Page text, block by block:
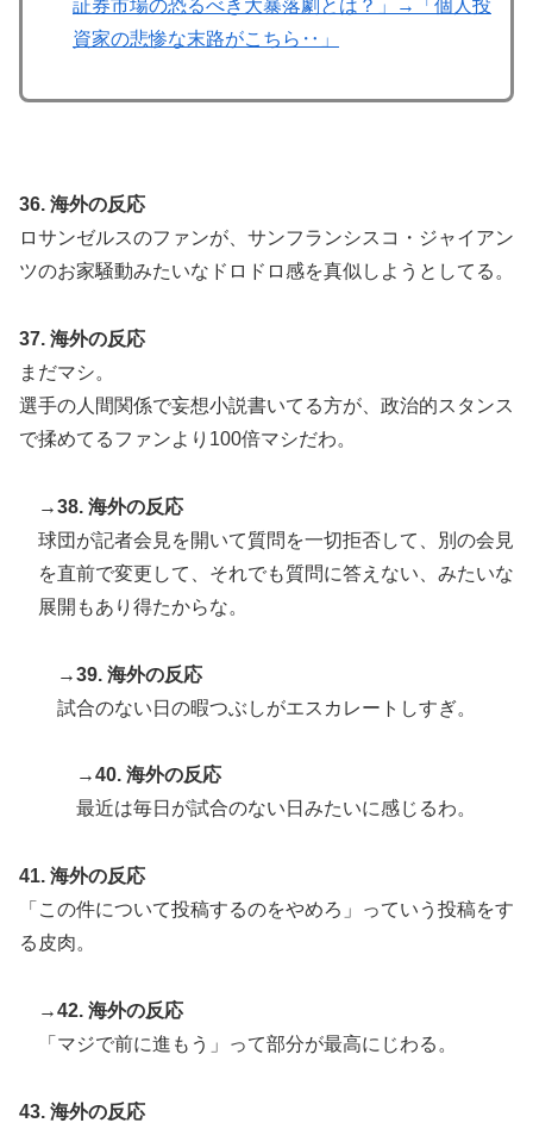
証券市場の恐るべき大暴落劇とは？」→「個人投
資家の悲惨な末路がこちら‥」
36. 海外の反応
ロサンゼルスのファンが、サンフランシスコ・ジャイアン
ツのお家騒動みたいなドロドロ感を真似しようとしてる。
37. 海外の反応
まだマシ。
選手の人間関係で妄想小説書いてる方が、政治的スタンス
で揉めてるファンより100倍マシだわ。
→38. 海外の反応
球団が記者会見を開いて質問を一切拒否して、別の会見
を直前で変更して、それでも質問に答えない、みたいな
展開もあり得たからな。
→39. 海外の反応
試合のない日の暇つぶしがエスカレートしすぎ。
→40. 海外の反応
最近は毎日が試合のない日みたいに感じるわ。
41. 海外の反応
「この件について投稿するのをやめろ」っていう投稿をす
る皮肉。
→42. 海外の反応
「マジで前に進もう」って部分が最高にじわる。
43. 海外の反応